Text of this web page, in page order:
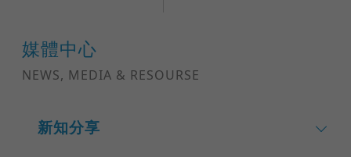
媒體中心
NEWS, MEDIA & RESOURSE
新知分享